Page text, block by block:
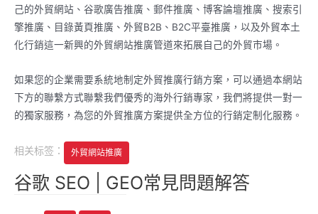
己的外貿網站、谷歌廣告推廣、郵件推廣、博客論壇推廣、搜索引
擎推廣、目錄黃頁推廣、外貿B2B、B2C平臺推廣，以及外貿本土
化行銷這一新興的外貿網站推廣管道來拓展自己的外貿市場。
如果您的企業需要系統地制定外貿推廣行銷方案，可以通過本網站
下方的聯繫方式聯繫我們優秀的海外行銷專家，我們將提供一對一
的獨家服務，為您的外貿推廣方案提供全方位的行銷定制化服務。
相关标签： 外貿網站推廣
谷歌 SEO | GEO常見問題解答